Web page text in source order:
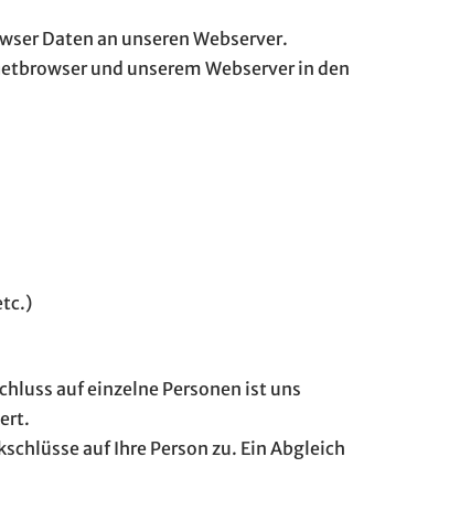
Daten an unseren Webserver.
und unserem Webserver in den
auf einzelne Personen ist uns
auf Ihre Person zu. Ein Abgleich